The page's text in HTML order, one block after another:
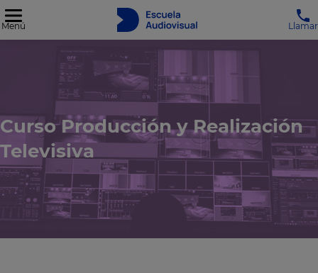
Menú Llamar
Curso Producción y Realización
Televisiva